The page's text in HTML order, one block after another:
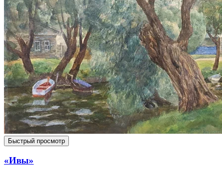
Быстрый просмотр
«Ивы»